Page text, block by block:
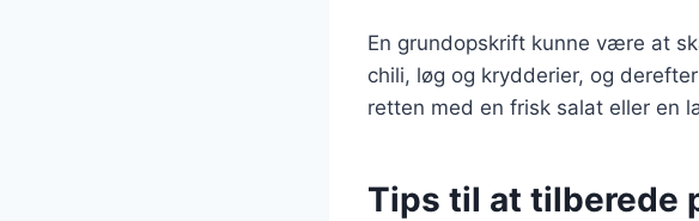
En grundopskrift kunne være at
chili, løg og krydderier, og
retten med en frisk salat eller en
Tips til at tilberede